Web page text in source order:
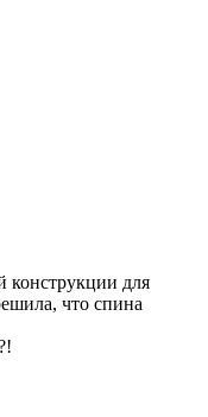
конструкции для
что спина